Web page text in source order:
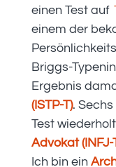
einen Test auf
einem der
Briggs-
Ergebnis
(ISTP-T).
Test
Advokat (INFJ-
Ich bin ein